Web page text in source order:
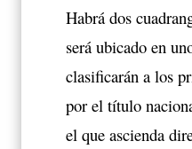
Habrá dos
será ubicado en
clasificarán a los
por el título
el que ascienda